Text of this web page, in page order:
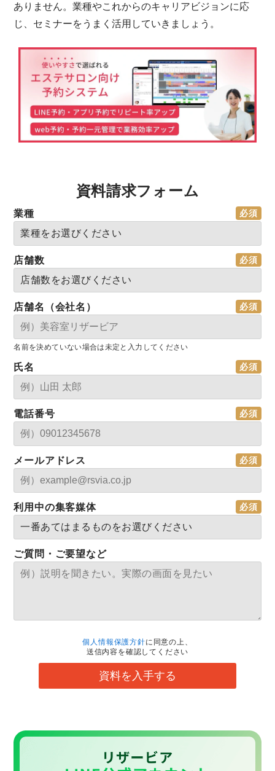
ありません。業種やこれからのキャリアビジョンに応
じ、セミナーをうまく活用していきましょう。
資料請求フォーム
業種
店舗数
店舗名（会社名）
名前を決めていない場合は未定と入力してください
氏名
電話番号
メールアドレス
利用中の集客媒体
ご質問・ご要望など
個人情報保護方針に同意の上、
送信内容を確認してください
資料を入手する